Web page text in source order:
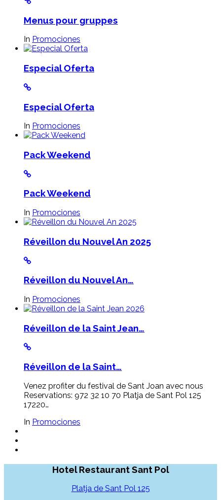
Menus pour gruppes
In Promociones
Especial Oferta
Especial Oferta
In Promociones
Pack Weekend
Pack Weekend
In Promociones
Réveillon du Nouvel An 2025
Réveillon du Nouvel An…
In Promociones
Réveillon de la Saint Jean…
Réveillon de la Saint…
Venez profiter du festival de Sant Joan avec nous
Reservations: 972 32 10 70 Platja de Sant Pol 125
17220…
In Promociones
Hotel Restaurant Sant Pol
Platja de Sant Pol 125